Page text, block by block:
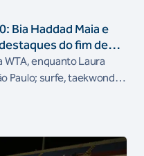
Bia Haddad Maia e
do fim de
WTA, enquanto Laura
Paulo; surfe, taekwondo